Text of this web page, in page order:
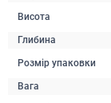
Висота
Глибина
Розмір упаковки
Вага